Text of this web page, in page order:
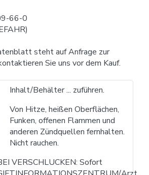
66-0
steht auf Anfrage zur
Sie uns vor dem Kauf.
Inhalt/Behälter ... zuführen.
Von Hitze, heißen Oberflächen,
Funken, offenen Flammen und
anderen Zündquellen fernhalten.
Nicht rauchen.
VERSCHLUCKEN: Sofort